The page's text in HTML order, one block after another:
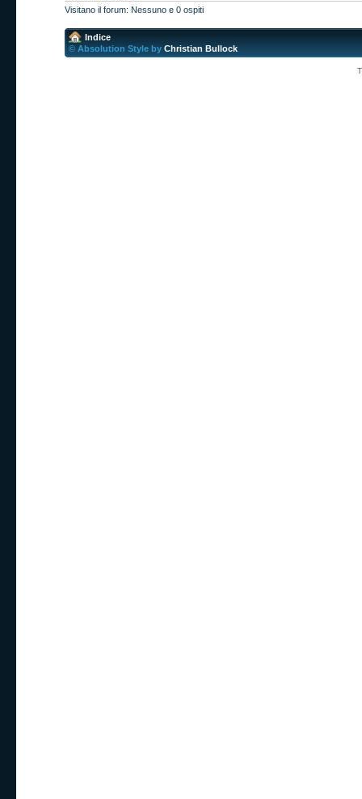
Visitano il forum: Nessuno e 0 ospiti
Indice
© Absolution Style by Christian Bullock